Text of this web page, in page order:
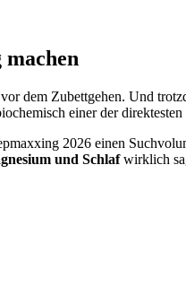
dem Zubettgehen. Und
einer der direktesten
2026 einen
und Schlafwirklich